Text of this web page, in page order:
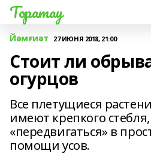
Торатау
Йәмғиәт 27 ИЮНЯ 2018, 21:00
Стоит ли
огурцов
Все плетущиеся
имеют крепкого
«передвигаться» в
помощи усов.